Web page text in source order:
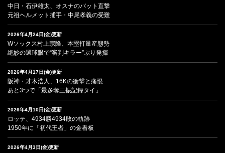
中日・石伊雄太、オスナのバット直撃
元祖ヘルメット捕手・中尾孝義の受難
2026年4月24日(金)更新
Wソックス村上宗隆、本塁打量産態勢
絶妙の選球眼で“審判キラー”ぶり発揮
2026年4月17日(金)更新
阪神・才木浩人、16Kの衝撃と痛恨
あと3つで「最多奪三振記録タイ」
2026年4月10日(金)更新
ロッテ、4934勝4934敗の軌跡
1950年に「初代王者」の金看板
2026年4月3日(金)更新